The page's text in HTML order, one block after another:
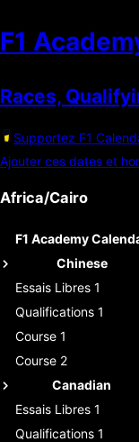
F1
Races,
Supportez F1
Ajouter ces dates et
Africa/Cairo
F1 Academy
Chinese
Essais Libres 1
Qualifications 1
Course 1
Course 2
Canadian
Essais Libres 1
Qualifications 1